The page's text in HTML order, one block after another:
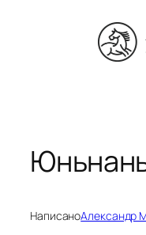
содержимому
НаписаноАлександр